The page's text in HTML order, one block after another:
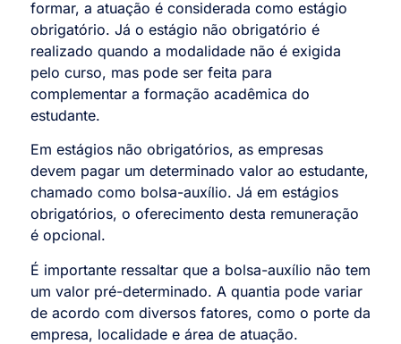
formar, a atuação é considerada como estágio
obrigatório. Já o estágio não obrigatório é
realizado quando a modalidade não é exigida
pelo curso, mas pode ser feita para
complementar a formação acadêmica do
estudante.
Em estágios não obrigatórios, as empresas
devem pagar um determinado valor ao estudante,
chamado como bolsa-auxílio. Já em estágios
obrigatórios, o oferecimento desta remuneração
é opcional.
É importante ressaltar que a bolsa-auxílio não tem
um valor pré-determinado. A quantia pode variar
de acordo com diversos fatores, como o porte da
empresa, localidade e área de atuação.